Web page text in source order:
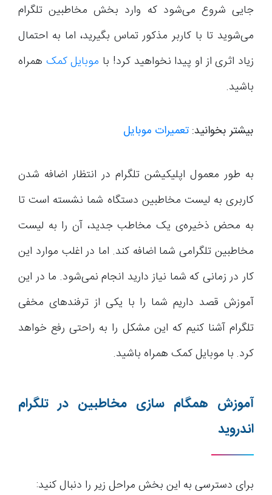
جایی شروع می‌شود که وارد بخش مخاطبین تلگرام
می‌شوید تا با کاربر مذکور تماس بگیرید، اما به احتمال
زیاد اثری از او پیدا نخواهید کرد! با موبایل کمک همراه
باشید.
بیشتر بخوانید: تعمیرات موبایل
به طور معمول اپلیکیشن تلگرام در انتظار اضافه شدن
کاربری به لیست مخاطبین دستگاه شما نشسته است تا
به محض ذخیره‌ی یک مخاطب جدید، آن را به لیست
مخاطبین تلگرامی شما اضافه کند. اما در اغلب موارد این
کار در زمانی که شما نیاز دارید انجام نمی‌شود. ما در این
آموزش قصد داریم شما را با یکی از ترفند‌های مخفی
تلگرام آشنا کنیم که این مشکل را به راحتی رفع خواهد
کرد. با موبایل کمک همراه باشید.
آموزش همگام سازی مخاطبین در تلگرام
اندروید
برای دسترسی به این بخش مراحل زیر را دنبال کنید: